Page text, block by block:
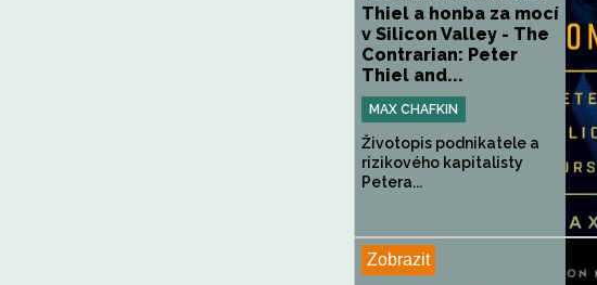
Thiel a honba za mocí
v Silicon Valley - The
Contrarian: Peter
Thiel and...
MAX CHAFKIN
Životopis podnikatele a
rizikového kapitalisty
Petera...
Zobrazit